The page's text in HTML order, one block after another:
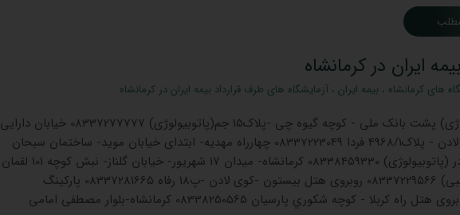
ایران در کرمانشاه
های کرمانشاه ، بیمه ایران ، آزمایشگاه های طرف قرارداد بیمه ایران در کرمانشاه
طوس(پاتولوژی) پشت بانک ملی - کوچه گیوه چی -پلاک15 جم(پاتوبیولوژی) 08337277777 خیابان دارایی
- نبش کوی لادن - پلاک4968/1 فردا 08337223049 چهارراه مهدیه- ابتدای خیابان موید- ساختمان سبحان
طبقه اول مادر (پاتوبیولوژی) 08338459330 کرمانشاه- میدان 17 شهریور- خیابان گلناز- نبش کوچه 101 لقمان
(تشخیص طبی) 08337229566 روبروی هتل بیستون -کوی لادن -پ18 رفاه 08337281665 پاركينگ
شهرداري- روبروی هتل راه كربلا - كوچه شكوري پارسیان 08338250565 کرمانشاه-بلوار مصطفی امامی